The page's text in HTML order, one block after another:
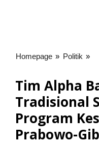
Homepage » Politik »
Tim Alpha
Tradisional
Program
Prabowo-